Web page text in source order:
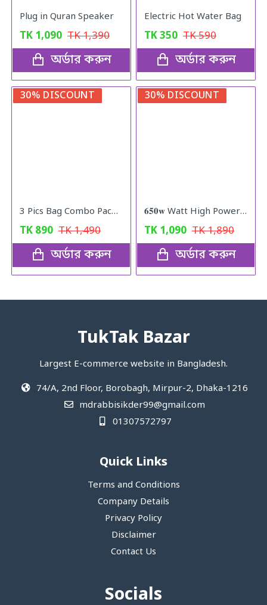
Plug in Quran Speaker
TK 1,090 TK1,390
অর্ডার করুন
Electric Hot Water Bag
TK350 TK590
অর্ডার করুন
30% DISCOUNT
3 Pics Bag Combo Pack (Black)
TK 890 TK1,490
অর্ডার করুন
30% DISCOUNT
𝟔𝟓𝟎𝐰 Watt High Power Grinder Machine ১০০% কার্যকরী প্রোডাক্ট
TK 1,090 TK1,890
অর্ডার করুন
TukTak Bazar
Largest E-commerce website in Bangladesh.
74/A, 2nd Floor, Borobagh, Mirpur-2, Dhaka-1216
mdrabbisikder99@gmail.com
01307572797
Quick Links
Terms and Conditions
Company Details
Privacy Policy
Disclaimer
Contact Us
Socials